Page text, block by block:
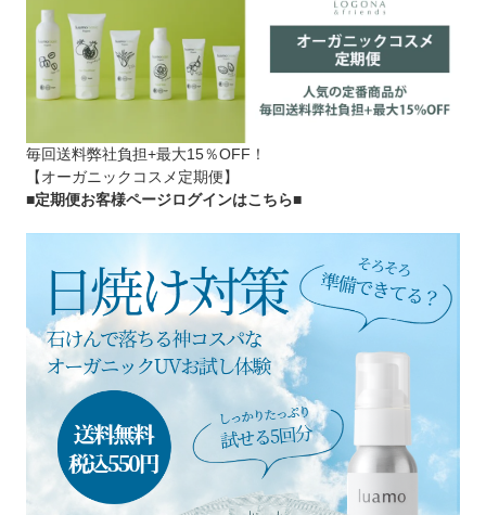
毎回送料弊社負担+最大15％OFF！
【オーガニックコスメ定期便】
■定期便お客様ページログインはこちら■